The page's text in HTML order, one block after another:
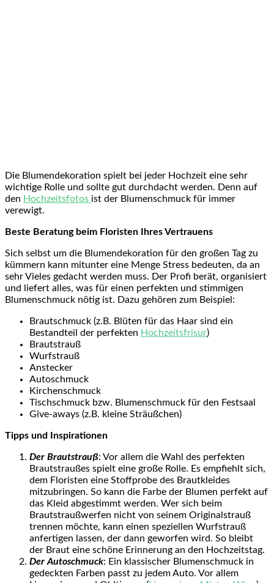
Die Blumendekoration spielt bei jeder Hochzeit eine sehr
wichtige Rolle und sollte gut durchdacht werden. Denn auf
den Hochzeitsfotos ist der Blumenschmuck für immer
verewigt.
Beste Beratung beim Floristen Ihres Vertrauens
Sich selbst um die Blumendekoration für den großen Tag zu
kümmern kann mitunter eine Menge Stress bedeuten, da an
sehr Vieles gedacht werden muss. Der Profi berät, organisiert
und liefert alles, was für einen perfekten und stimmigen
Blumenschmuck nötig ist. Dazu gehören zum Beispiel:
Brautschmuck (z.B. Blüten für das Haar sind ein
Bestandteil der perfekten Hochzeitsfrisur)
Brautstrauß
Wurfstrauß
Anstecker
Autoschmuck
Kirchenschmuck
Tischschmuck bzw. Blumenschmuck für den Festsaal
Give-aways (z.B. kleine Sträußchen)
Tipps und Inspirationen
Der Brautstrauß: Vor allem die Wahl des perfekten
Brautstraußes spielt eine große Rolle. Es empfiehlt sich,
dem Floristen eine Stoffprobe des Brautkleides
mitzubringen. So kann die Farbe der Blumen perfekt auf
das Kleid abgestimmt werden. Wer sich beim
Brautstraußwerfen nicht von seinem Originalstrauß
trennen möchte, kann einen speziellen Wurfstrauß
anfertigen lassen, der dann geworfen wird. So bleibt
der Braut eine schöne Erinnerung an den Hochzeitstag.
Der Autoschmuck: Ein klassischer Blumenschmuck in
gedeckten Farben passt zu jedem Auto. Vor allem